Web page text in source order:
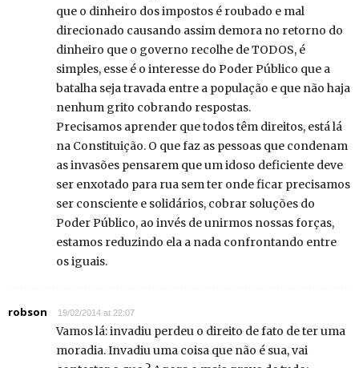
que o dinheiro dos impostos é roubado e mal
direcionado causando assim demora no retorno do
dinheiro que o governo recolhe de TODOS, é
simples, esse é o interesse do Poder Público que a
batalha seja travada entre a população e que não haja
nenhum grito cobrando respostas.
Precisamos aprender que todos têm direitos, está lá
na Constituição. O que faz as pessoas que condenam
as invasões pensarem que um idoso deficiente deve
ser enxotado para rua sem ter onde ficar precisamos
ser consciente e solidários, cobrar soluções do
Poder Público, ao invés de unirmos nossas forças,
estamos reduzindo ela a nada confrontando entre
os iguais.
robson 19/02/2014 at 22:07
Vamos lá: invadiu perdeu o direito de fato de ter uma
moradia. Invadiu uma coisa que não é sua, vai